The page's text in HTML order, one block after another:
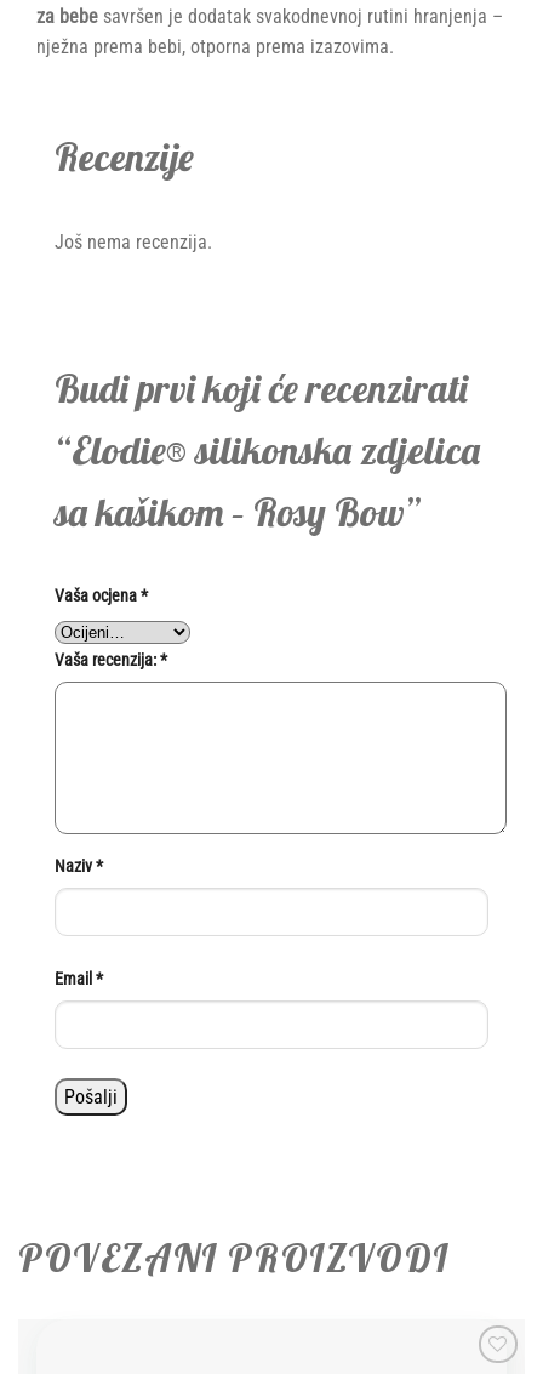
za bebe savršen je dodatak svakodnevnoj rutini hranjenja –
nježna prema bebi, otporna prema izazovima.
Recenzije
Još nema recenzija.
Budi prvi koji će recenzirati
“Elodie® silikonska zdjelica
sa kašikom – Rosy Bow”
Vaša ocjena*
Vaša recenzija:*
Naziv*
Email *
POVEZANI PROIZVODI